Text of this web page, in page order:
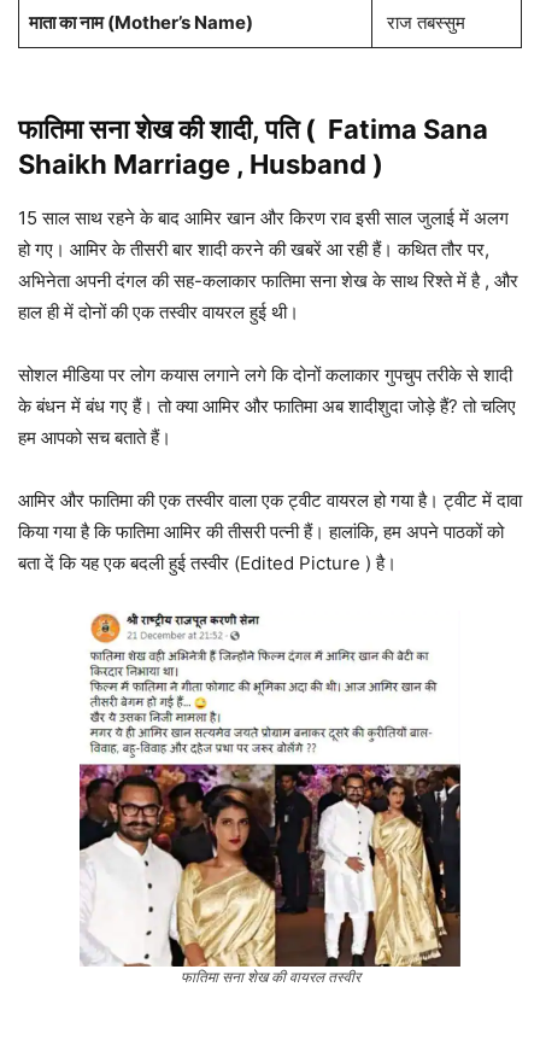
माता का नाम (Mother’s Name) राज तबस्सुम
फातिमा सना शेख की शादी, पति ( Fatima Sana
Shaikh Marriage , Husband )
15 साल साथ रहने के बाद आमिर खान और किरण राव इसी साल जुलाई में अलग
हो गए। आमिर के तीसरी बार शादी करने की खबरें आ रही हैं। कथित तौर पर,
अभिनेता अपनी दंगल की सह-कलाकार फातिमा सना शेख के साथ रिश्ते में है , और
हाल ही में दोनों की एक तस्वीर वायरल हुई थी।
सोशल मीडिया पर लोग कयास लगाने लगे कि दोनों कलाकार गुपचुप तरीके से शादी
के बंधन में बंध गए हैं। तो क्या आमिर और फातिमा अब शादीशुदा जोड़े हैं? तो चलिए
हम आपको सच बताते हैं।
आमिर और फातिमा की एक तस्वीर वाला एक ट्वीट वायरल हो गया है। ट्वीट में दावा
किया गया है कि फातिमा आमिर की तीसरी पत्नी हैं। हालांकि, हम अपने पाठकों को
बता दें कि यह एक बदली हुई तस्वीर (Edited Picture ) है।
फातिमा सना शेख की वायरल तस्वीर